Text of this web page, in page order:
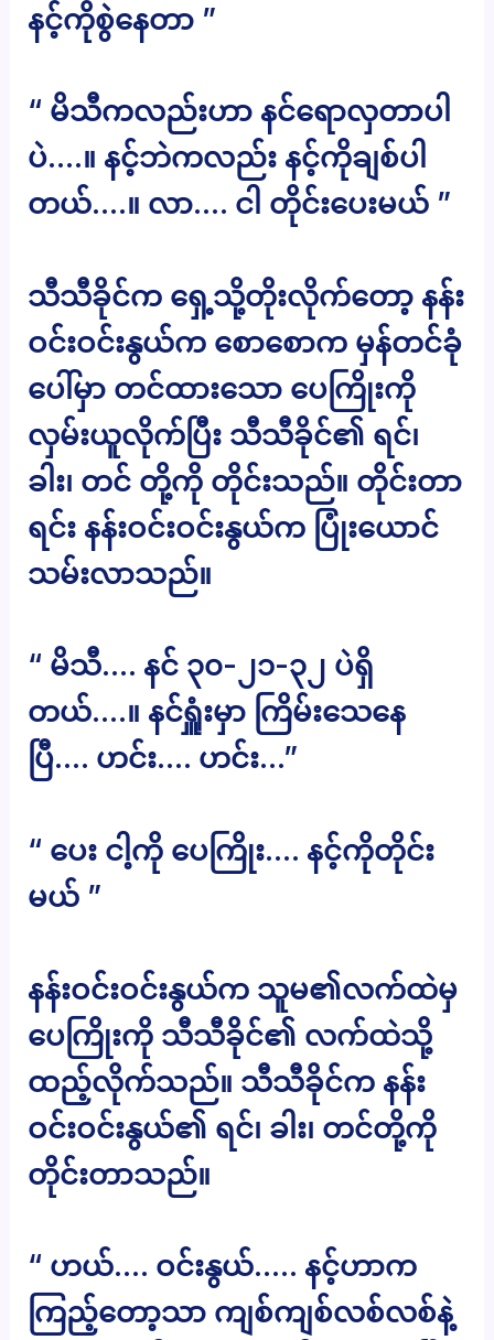
နင့်ကိုစွဲနေတာ ”
“ မိသီကလည်းဟာ နင်ရောလှတာပါ
ပဲ….။ နင့်ဘဲကလည်း နင့်ကိုချစ်ပါ
တယ်….။ လာ…. ငါ တိုင်းပေးမယ် ”
သီသီခိုင်က ရှေ့သို့တိုးလိုက်တော့ နန်း
ဝင်းဝင်းနွယ်က စောစောက မှန်တင်ခုံ
ပေါ်မှာ တင်ထားသော ပေကြိုးကို
လှမ်းယူလိုက်ပြီး သီသီခိုင်၏ ရင်၊
ခါး၊ တင် တို့ကို တိုင်းသည်။ တိုင်းတာ
ရင်း နန်းဝင်းဝင်းနွယ်က ပြုံးယောင်
သမ်းလာသည်။
“ မိသီ…. နင် ၃၀-၂၁-၃၂ ပဲရှိ
တယ်….။ နင်ရှူံးမှာ ကြိမ်းသေနေ
ပြီ…. ဟင်း…. ဟင်း…”
“ ပေး ငါ့ကို ပေကြိုး…. နင့်ကိုတိုင်း
မယ် ”
နန်းဝင်းဝင်းနွယ်က သူမ၏လက်ထဲမှ
ပေကြိုးကို သီသီခိုင်၏ လက်ထဲသို့
ထည့်လိုက်သည်။ သီသီခိုင်က နန်း
ဝင်းဝင်းနွယ်၏ ရင်၊ ခါး၊ တင်တို့ကို
တိုင်းတာသည်။
“ ဟယ်…. ဝင်းနွယ်….. နင့်ဟာက
ကြည့်တော့သာ ကျစ်ကျစ်လစ်လစ်နဲ့